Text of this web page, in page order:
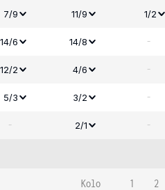
7/9 11/9 1/2
14/6 14/8 -
12/2 4/6 -
5/3 3/2 -
- 2/1 -
Kolo 1 2